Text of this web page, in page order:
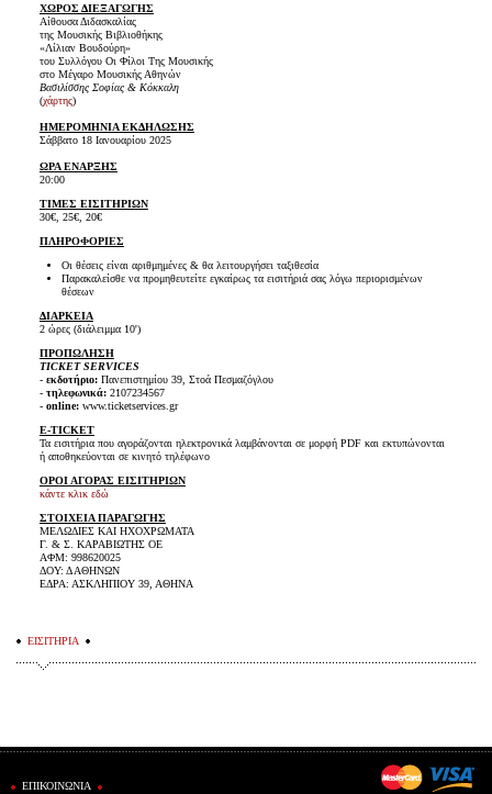
ΧΩΡΟΣ ΔΙΕΞΑΓΩΓΗΣ
Αίθουσα Διδασκαλίας
της Μουσικής Βιβλιοθήκης
«Λίλιαν Βουδούρη»
του Συλλόγου Οι Φίλοι Της Μουσικής
στο Μέγαρο Μουσικής Αθηνών
Βασιλίσσης Σοφίας & Κόκκαλη
(χάρτης)
ΗΜΕΡΟΜΗΝΙΑ ΕΚΔΗΛΩΣΗΣ
Σάββατο 18 Ιανουαρίου 2025
ΩΡΑ ΕΝΑΡΞΗΣ
20:00
ΤΙΜΕΣ ΕΙΣΙΤΗΡΙΩΝ
30€, 25€, 20€
ΠΛΗΡΟΦΟΡΙΕΣ
Οι θέσεις είναι αριθμημένες & θα λειτουργήσει ταξιθεσία
Παρακαλείσθε να προμηθευτείτε εγκαίρως τα εισιτήριά σας λόγω περιορισμένων
θέσεων
ΔΙΑΡΚΕΙΑ
2 ώρες (διάλειμμα 10')
ΠΡΟΠΩΛΗΣΗ
TICKET SERVICES
- εκδοτήριο:Πανεπιστημίου 39, Στοά Πεσμαζόγλου
- τηλεφωνικά:2107234567
- online:www.ticketservices.gr
E-TICKET
Τα εισιτήρια που αγοράζονται ηλεκτρονικά λαμβάνονται σε μορφή PDF και εκτυπώνονται
ή αποθηκεύονται σε κινητό τηλέφωνο
ΟΡΟΙ ΑΓΟΡΑΣ ΕΙΣΙΤΗΡΙΩΝ
κάντε κλικ εδώ
ΣΤΟΙΧΕΙΑ ΠΑΡΑΓΩΓΗΣ
ΜΕΛΩΔΙΕΣ ΚΑΙ ΗΧΟΧΡΩΜΑΤΑ
Γ. & Σ. ΚΑΡΑΒΙΩΤΗΣ ΟΕ
ΑΦΜ: 998620025
ΔΟΥ: Δ ΑΘΗΝΩΝ
ΕΔΡΑ: ΑΣΚΛΗΠΙΟΥ 39, ΑΘΗΝΑ
ΕΙΣΙΤΗΡΙΑ
ΕΠΙΚΟΙΝΩΝΙΑ